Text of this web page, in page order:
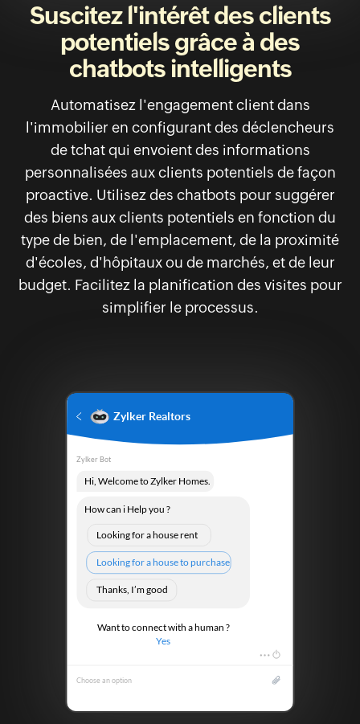
Suscitez l'intérêt des clients
potentiels grâce à des
chatbots intelligents
Automatisez l'engagement client dans
l'immobilier en configurant des déclencheurs
de tchat qui envoient des informations
personnalisées aux clients potentiels de façon
proactive. Utilisez des chatbots pour suggérer
des biens aux clients potentiels en fonction du
type de bien, de l'emplacement, de la proximité
d'écoles, d'hôpitaux ou de marchés, et de leur
budget. Facilitez la planification des visites pour
simplifier le processus.